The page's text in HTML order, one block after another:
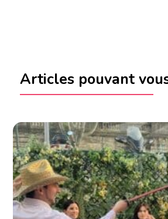
Articles pouvant